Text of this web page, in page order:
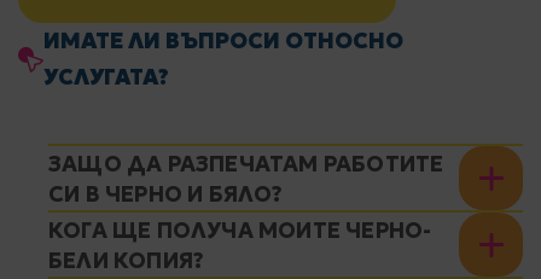
ИМАТЕ ЛИ ВЪПРОСИ ОТНОСНО
УСЛУГАТА?
ЗАЩО ДА РАЗПЕЧАТАМ РАБОТИТЕ
СИ В ЧЕРНО И БЯЛО?
КОГА ЩЕ ПОЛУЧА МОИТЕ ЧЕРНО-
БЕЛИ КОПИЯ?